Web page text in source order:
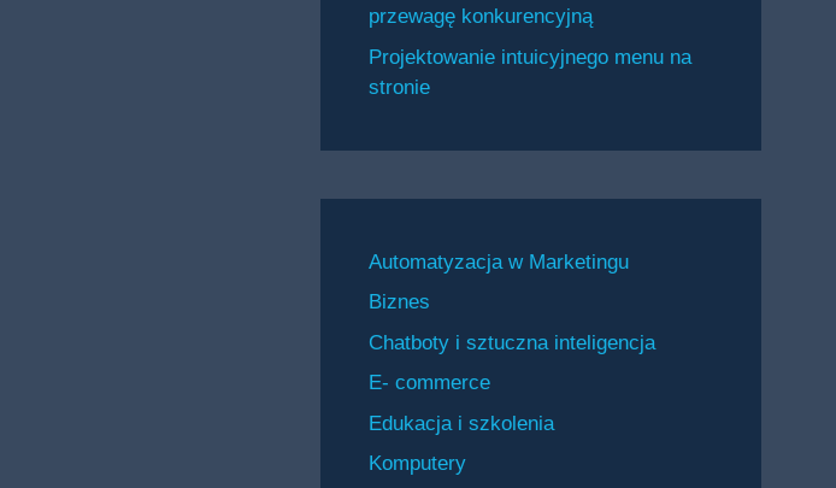
przewagę konkurencyjną
Projektowanie intuicyjnego menu na
stronie
Automatyzacja w Marketingu
Biznes
Chatboty i sztuczna inteligencja
E- commerce
Edukacja i szkolenia
Komputery